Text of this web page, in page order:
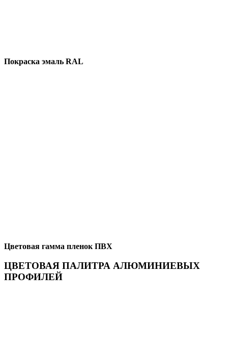
Покраска эмаль RAL
Цветовая гамма пленок ПВХ
ЦВЕТОВАЯ ПАЛИТРА АЛЮМИНИЕВЫХ
ПРОФИЛЕЙ